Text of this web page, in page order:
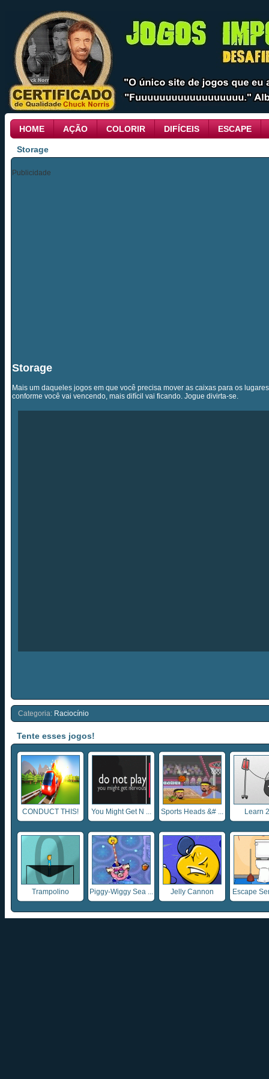
HOME AÇÃO COLORIR DIFÍCEIS ESCAPE
Storage
Publicidade
Storage
Mais um daqueles jogos em que você precisa mover as caixas para os
conforme você vai vencendo, mais difícil vai ficando. Jogue divirta-se.
Categoria: Raciocínio
Tente esses jogos!
CONDUCT THIS! You Might Get N ... Sports Heads &# ... Learn
Trampolino Piggy-Wiggy Sea ... Jelly Cannon Escape